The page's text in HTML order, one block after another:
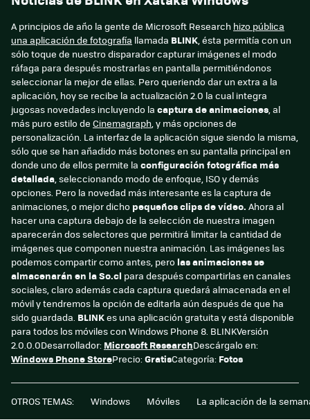
A principios de año la gente de Microsoft Research hizo pública
una aplicación de fotografía llamada BLINK, ésta permitía con un
sólo toque de nuestro disparador capturar imágenes el modo
ráfaga para después mostrarlas en pantalla permitiéndonos
seleccionar la mejor de ellas. Pero queriendo dar un extra a la
aplicación, hoy se recibe la actualización 2.0 la cual integra
jugosas novedades incluyendo la captura de animaciones, al
más puro estilo de Cinemagraph, y más opciones de
personalización. La interfaz de la aplicación sigue siendo la misma,
sólo que se han añadido más botones en su pantalla principal en
donde uno de ellos permite la configuración fotográfica más
detallada, seleccionando modo de enfoque, ISO y demás
opciones. Pero la novedad más interesante es la captura de
animaciones, o mejor dicho pequeños clips de vídeo. Ahora al
hacer una captura debajo de la selección de nuestra imagen
aparecerán dos selectores que permitirá limitar la cantidad de
imágenes que componen nuestra animación. Las imágenes las
podemos compartir como antes, perolas animaciones se
almacenarán en la So.cl para después compartirlas en canales
sociales, claro además cada captura quedará almacenada en el
móvil y tendremos la opción de editarla aún después de que ha
sido guardada. BLINKes una aplicación gratuita y está disponible
para todos los móviles con Windows Phone 8. BLINKVersión
2.0.0.0Desarrollador: Microsoft ResearchDescárgalo en:
Windows Phone StorePrecio: GratisCategoría: Fotos
OTROS TEMAS: Windows Móviles La aplicación de la